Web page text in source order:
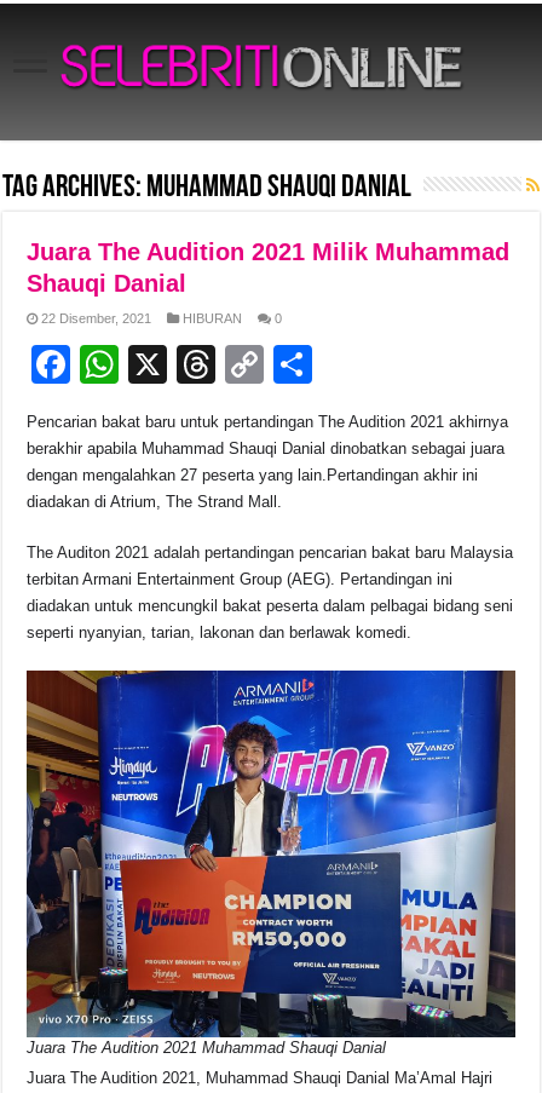
Tag Archives: Muhammad Shauqi Danial
Juara The Audition 2021 Milik Muhammad
Shauqi Danial
22 Disember, 2021 HIBURAN 0
F
c
e
b
o
o
k
W
at
s
A
p
p
X
T
e
a
d
s
C
p
y
Li
n
k
ar
e
Pencarian bakat baru untuk pertandingan The Audition 2021 akhirnya
berakhir apabila Muhammad Shauqi Danial dinobatkan sebagai juara
dengan mengalahkan 27 peserta yang lain.Pertandingan akhir ini
diadakan di Atrium, The Strand Mall.
The Auditon 2021 adalah pertandingan pencarian bakat baru Malaysia
terbitan Armani Entertainment Group (AEG). Pertandingan ini
diadakan untuk mencungkil bakat peserta dalam pelbagai bidang seni
seperti nyanyian, tarian, lakonan dan berlawak komedi.
Juara The Audition 2021 Muhammad Shauqi Danial
Juara The Audition 2021, Muhammad Shauqi Danial Ma’Amal Hajri